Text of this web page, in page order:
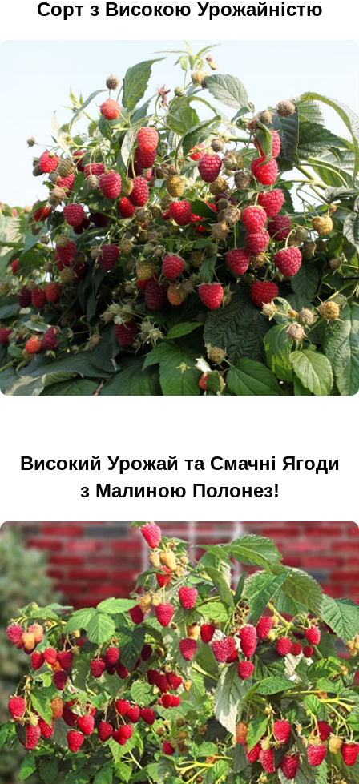
Сорт з Високою Урожайністю
Високий Урожай та Смачні Ягоди
з Малиною Полонез!